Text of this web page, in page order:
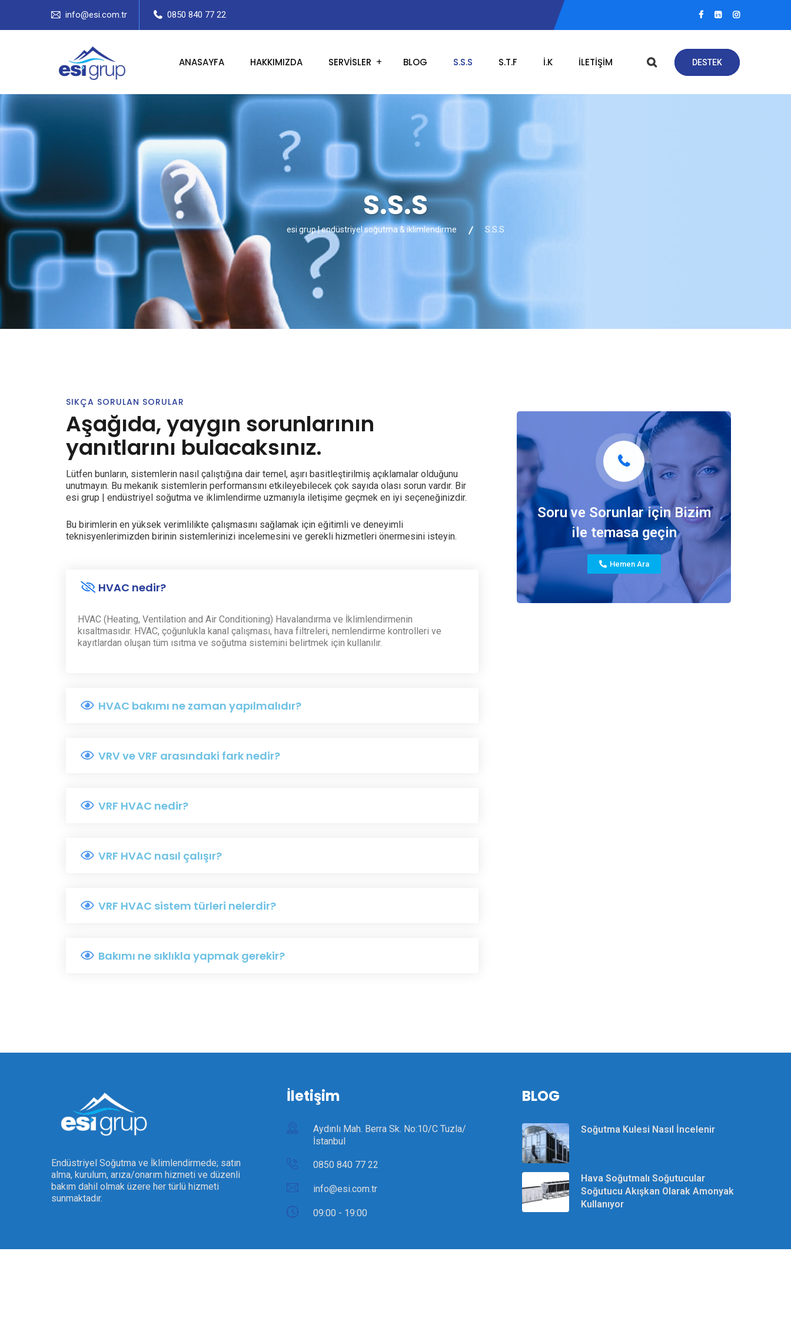
info@esi.com.tr 0850 840 77 22
ANASAYFA HAKKIMIZDA SERVISLER BLOG S.S.S S.T.F İ.K İLETIŞIM DESTEK
S.S.S
esi grup | endüstriyel soğutma & iklimlendirme S.S.S
SIKÇA SORULAN SORULAR
Aşağıda, yaygın sorunlarının
yanıtlarını bulacaksınız.
Lütfen bunların, sistemlerin nasıl çalıştığına dair temel, aşırı basitleştirilmiş açıklamalar olduğunu
unutmayın. Bu mekanik sistemlerin performansını etkileyebilecek çok sayıda olası sorun vardır. Bir
esi grup | endüstriyel soğutma ve iklimlendirme uzmanıyla iletişime geçmek en iyi seçeneğinizdir.
Bu birimlerin en yüksek verimlilikte çalışmasını sağlamak için eğitimli ve deneyimli
teknisyenlerimizden birinin sistemlerinizi incelemesini ve gerekli hizmetleri önermesini isteyin.
HVAC nedir?
HVAC (Heating, Ventilation and Air Conditioning) Havalandırma ve İklimlendirmenin
kısaltmasıdır. HVAC, çoğunlukla kanal çalışması, hava filtreleri, nemlendirme kontrolleri ve
kayıtlardan oluşan tüm ısıtma ve soğutma sistemini belirtmek için kullanılır.
HVAC bakımı ne zaman yapılmalıdır?
VRV ve VRF arasındaki fark nedir?
VRF HVAC nedir?
VRF HVAC nasıl çalışır?
VRF HVAC sistem türleri nelerdir?
Bakımı ne sıklıkla yapmak gerekir?
Soru ve Sorunlar için Bizim
ile temasa geçin
Hemen Ara
Endüstriyel Soğutma ve İklimlendirmede; satın
alma, kurulum, arıza/onarım hizmeti ve düzenli
bakım dahil olmak üzere her türlü hizmeti
sunmaktadır.
İletişim
Aydınlı Mah. Berra Sk. No:10/C Tuzla/
İstanbul
0850 840 77 22
info@esi.com.tr
09:00 - 19:00
BLOG
Soğutma Kulesi Nasıl İncelenir
Hava Soğutmalı Soğutucular
Soğutucu Akışkan Olarak Amonyak
Kullanıyor